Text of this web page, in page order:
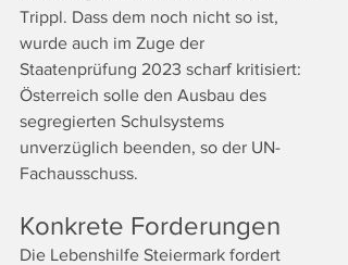
Trippl. Dass dem noch nicht so ist,
wurde auch im Zuge der
Staatenprüfung 2023 scharf kritisiert:
Österreich solle den Ausbau des
segregierten Schulsystems
unverzüglich beenden, so der UN-
Fachausschuss.
Konkrete Forderungen
Die Lebenshilfe Steiermark fordert